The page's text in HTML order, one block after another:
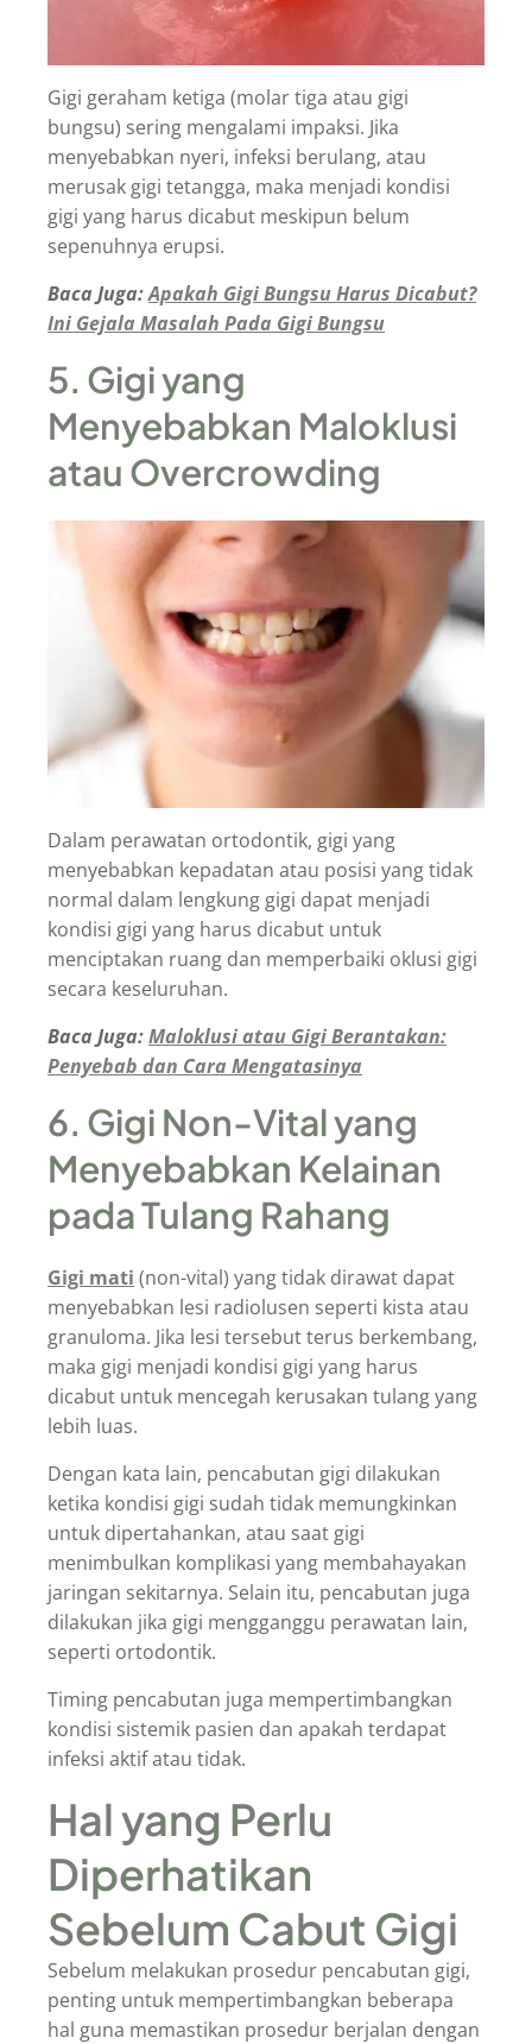
Gigi geraham ketiga (molar tiga atau gigi
bungsu) sering mengalami impaksi. Jika
menyebabkan nyeri, infeksi berulang, atau
merusak gigi tetangga, maka menjadi kondisi
gigi yang harus dicabut meskipun belum
sepenuhnya erupsi.
Baca Juga:Apakah Gigi Bungsu Harus Dicabut?
Ini Gejala Masalah Pada Gigi Bungsu
5. Gigi yang
Menyebabkan Maloklusi
atau Overcrowding
Dalam perawatan ortodontik, gigi yang
menyebabkan kepadatan atau posisi yang tidak
normal dalam lengkung gigi dapat menjadi
kondisi gigi yang harus dicabut untuk
menciptakan ruang dan memperbaiki oklusi gigi
secara keseluruhan.
Baca Juga:Maloklusi atau Gigi Berantakan:
Penyebab dan Cara Mengatasinya
6. Gigi Non-Vital yang
Menyebabkan Kelainan
pada Tulang Rahang
Gigi mati (non-vital) yang tidak dirawat dapat
menyebabkan lesi radiolusen seperti kista atau
granuloma. Jika lesi tersebut terus berkembang,
maka gigi menjadi kondisi gigi yang harus
dicabut untuk mencegah kerusakan tulang yang
lebih luas.
Dengan kata lain, pencabutan gigi dilakukan
ketika kondisi gigi sudah tidak memungkinkan
untuk dipertahankan, atau saat gigi
menimbulkan komplikasi yang membahayakan
jaringan sekitarnya. Selain itu, pencabutan juga
dilakukan jika gigi mengganggu perawatan lain,
seperti ortodontik.
Timing pencabutan juga mempertimbangkan
kondisi sistemik pasien dan apakah terdapat
infeksi aktif atau tidak.
Hal yang Perlu
Diperhatikan
Sebelum Cabut Gigi
Sebelum melakukan prosedur pencabutan gigi,
penting untuk mempertimbangkan beberapa
hal guna memastikan prosedur berjalan dengan